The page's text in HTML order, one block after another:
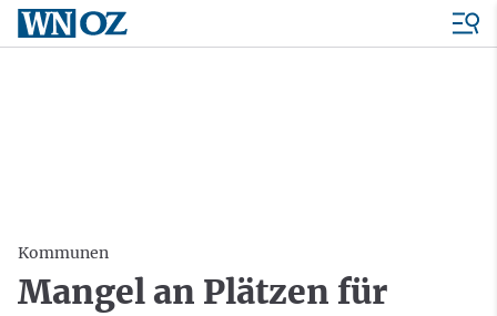
Kommunen
Mangel an Plätzen für